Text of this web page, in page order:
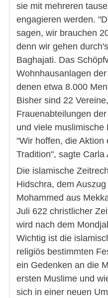
sie mit mehreren
engagieren werden.
sagen, wir brauchen
denn wir gehen
Baghajati. Das
Wohnhausanlagen
denen etwa 8.000
Bisher sind 22
Frauenabteilungen
und viele muslimische
"Wir hoffen, die
Tradition", sagte Carla
Die islamische
Hidschra, dem
Mohammed aus
Juli 622 christlicher
wird nach dem
Wichtig ist die
religiös bestimmten
ein Gedenken an die
ersten Muslime und
sich in einer neuen